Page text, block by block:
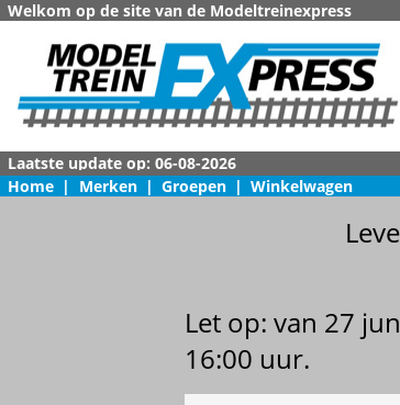
Welkom op de site van de Modeltreinexpress
Home | Merken | Groepen | Winkelwagen
Let op: van 27
16:00 uur.